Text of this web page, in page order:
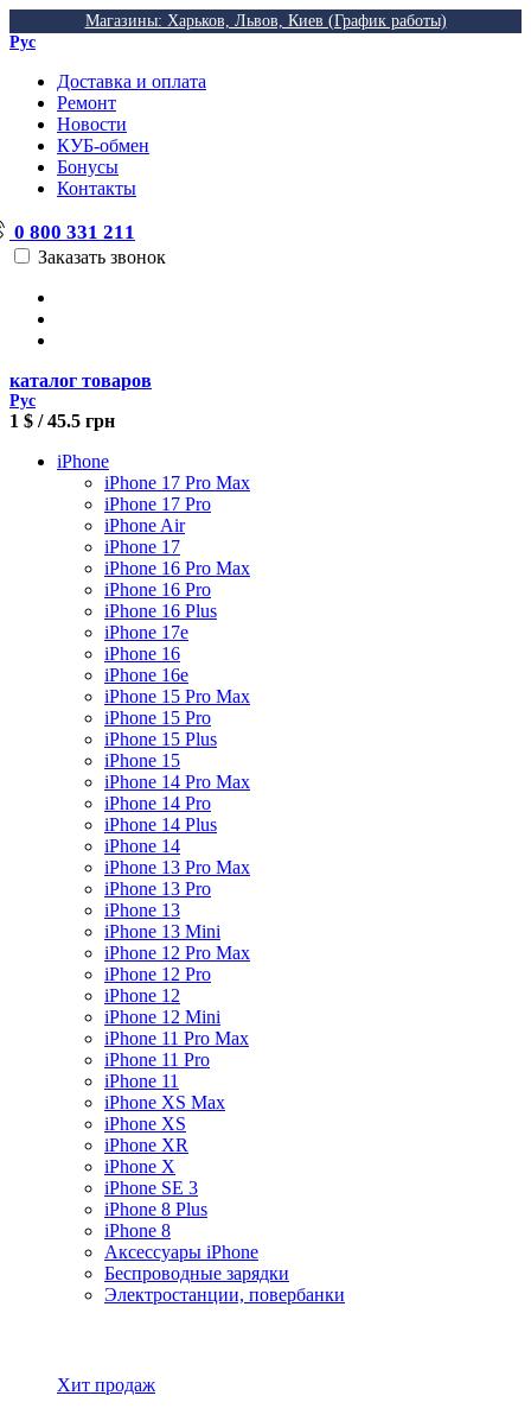
Магазины: Харьков, Львов, Киев (График работы)
Рус
Доставка и оплата
Ремонт
Новости
КУБ-обмен
Бонусы
Контакты
0 800 331 211
Заказать звонок
каталог товаров
Рус
1 $ / 45.5 грн
iPhone
iPhone 17 Pro Max
iPhone 17 Pro
iPhone Air
iPhone 17
iPhone 16 Pro Max
iPhone 16 Pro
iPhone 16 Plus
iPhone 17e
iPhone 16
iPhone 16e
iPhone 15 Pro Max
iPhone 15 Pro
iPhone 15 Plus
iPhone 15
iPhone 14 Pro Max
iPhone 14 Pro
iPhone 14 Plus
iPhone 14
iPhone 13 Pro Max
iPhone 13 Pro
iPhone 13
iPhone 13 Mini
iPhone 12 Pro Max
iPhone 12 Pro
iPhone 12
iPhone 12 Mini
iPhone 11 Pro Max
iPhone 11 Pro
iPhone 11
iPhone XS Max
iPhone XS
iPhone XR
iPhone X
iPhone SE 3
iPhone 8 Plus
iPhone 8
Аксессуары iPhone
Беспроводные зарядки
Электростанции, повербанки
Хит продаж